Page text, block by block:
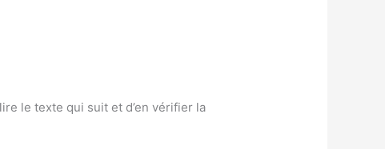
le texte qui suit et d’en vérifier la